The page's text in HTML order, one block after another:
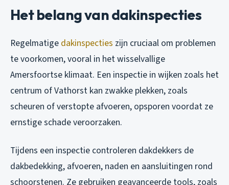
Het belang van dakinspecties
Regelmatige dakinspecties zijn cruciaal om problemen
te voorkomen, vooral in het wisselvallige
Amersfoortse klimaat. Een inspectie in wijken zoals het
centrum of Vathorst kan zwakke plekken, zoals
scheuren of verstopte afvoeren, opsporen voordat ze
ernstige schade veroorzaken.
Tijdens een inspectie controleren dakdekkers de
dakbedekking, afvoeren, naden en aansluitingen rond
schoorstenen. Ze gebruiken geavanceerde tools, zoals